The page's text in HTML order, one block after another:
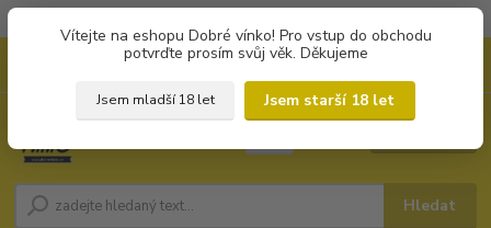
Vítejte na eshopu Dobré vínko! Pro vstup do obchodu
potvrďte prosím svůj věk. Děkujeme
Jsem mladší 18 let
Jsem starší 18 let
Hledat